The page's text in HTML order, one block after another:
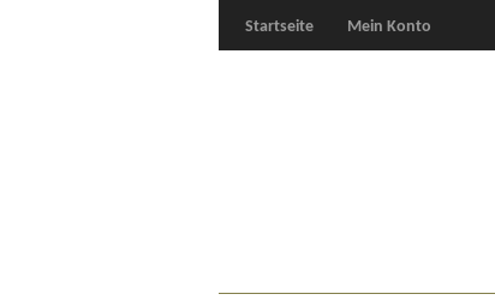
Startseite Mein Konto